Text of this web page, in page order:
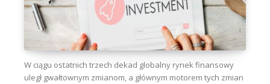
W ciągu ostatnich trzech dekad globalny rynek finansowy
uległ gwałtownym zmianom, a głównym motorem tych zmian